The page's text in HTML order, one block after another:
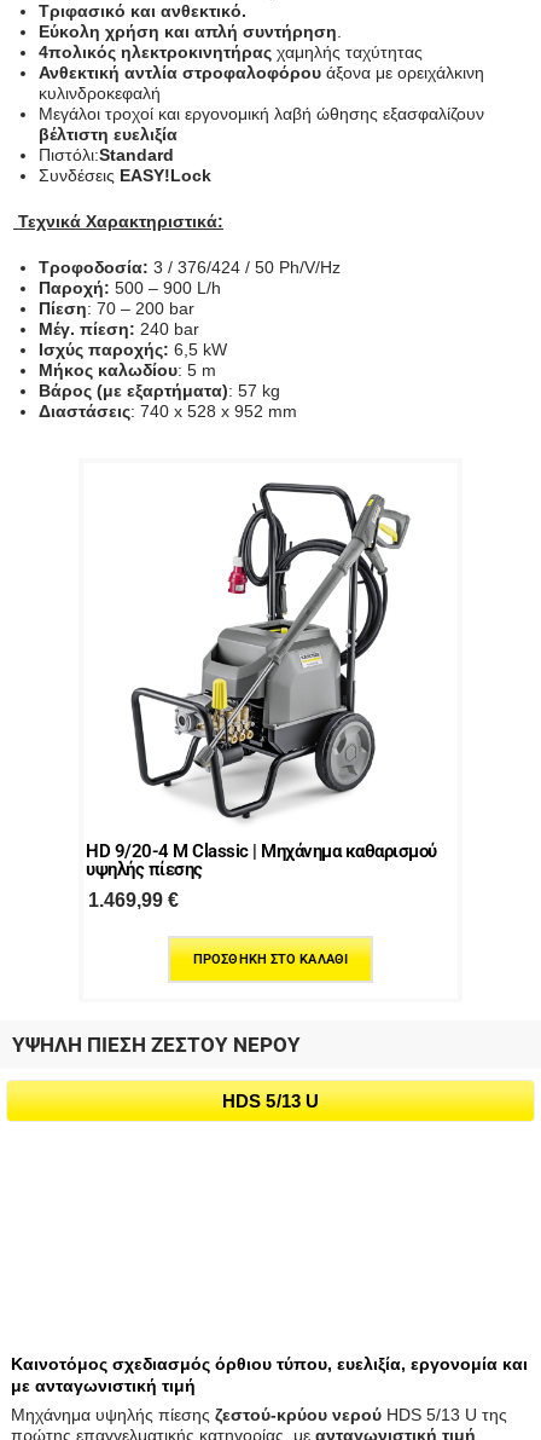
Τριφασικό και ανθεκτικό.
Εύκολη χρήση και απλή συντήρηση.
4πολικός ηλεκτροκινητήραςχαμηλής ταχύτητας
Ανθεκτική αντλία στροφαλοφόρουάξονα με ορειχάλκινη
κυλινδροκεφαλή
Μεγάλοι τροχοί και εργονομική λαβή ώθησης εξασφαλίζουν
βέλτιστη ευελιξία
Πιστόλι:Standard
Συνδέσεις EASY!Lock
Τεχνικά Χαρακτηριστικά:
Τροφοδοσία: 3 / 376/424 / 50 Ph/V/Hz
Παροχή: 500 – 900 L/h
Πίεση: 70 – 200 bar
Μέγ. πίεση: 240 bar
Ισχύς παροχής: 6,5 kW
Μήκος καλωδίου: 5 m
Βάρος (με εξαρτήματα): 57 kg
Διαστάσεις: 740 x 528 x 952 mm
HD 9/20-4 M Classic | Μηχάνημα καθαρισμού
υψηλής πίεσης
1.469,99€
ΠΡΟΣΘΉΚΗ ΣΤΟ ΚΑΛΆΘΙ
ΥΨΗΛΗ ΠΙΕΣΗ ΖΕΣΤΟΥ ΝΕΡΟΥ
HDS 5/13 U
Καινοτόμος σχεδιασμός όρθιου τύπου, ευελιξία, εργονομία και
με ανταγωνιστική τιμή
Μηχάνημα υψηλής πίεσης ζεστού-κρύου νερού HDS 5/13 U της
πρώτης επαγγελματικής κατηγορίας, με ανταγωνιστική τιμή